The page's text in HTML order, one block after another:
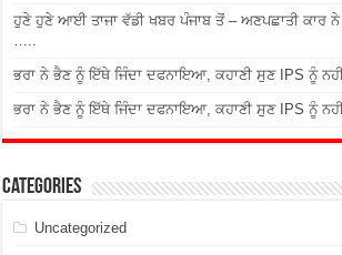
ਹੁਣੇ ਹੁਣੇ ਆਈ ਤਾਜਾ ਵੱਡੀ ਖਬਰ ਪੰਜਾਬ ਤੋਂ – ਅਣਪਛਾਤੀ ਕਾਰ
…..
ਭਰਾ ਨੇ ਭੈਣ ਨੂੰ ਇੱਥੇ ਜਿੰਦਾ ਦਫਨਾਇਆ, ਕਹਾਣੀ ਸੁਣ IPS ਨੂੰ
ਭਰਾ ਨੇ ਭੈਣ ਨੂੰ ਇੱਥੇ ਜਿੰਦਾ ਦਫਨਾਇਆ, ਕਹਾਣੀ ਸੁਣ IPS ਨੂੰ
Categories
Uncategorized